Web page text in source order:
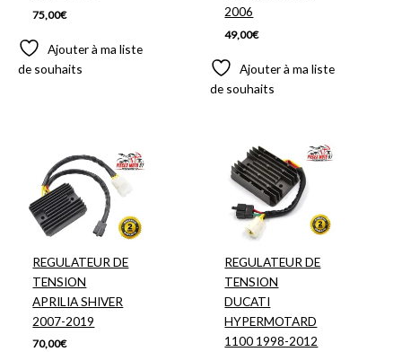
75,00€
Ajouter à ma liste
de souhaits
2006
49,00€
Ajouter à ma liste
de souhaits
REGULATEUR DE
TENSION
APRILIA SHIVER
2007-2019
70,00€
REGULATEUR DE
TENSION
DUCATI
HYPERMOTARD
1100 1998-2012